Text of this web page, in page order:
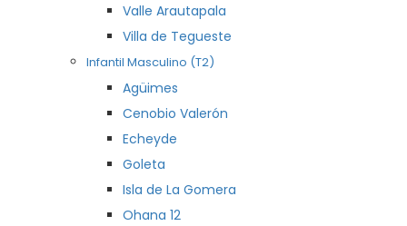
Valle Arautapala
Villa de Tegueste
Infantil Masculino (T2)
Agüimes
Cenobio Valerón
Echeyde
Goleta
Isla de La Gomera
Ohana 12